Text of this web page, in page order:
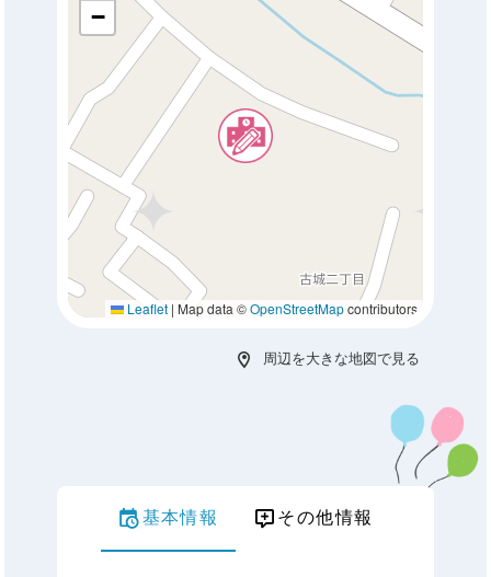
−
Leaflet | Map data ©OpenStreetMapcontributors
周辺を大きな地図で見る
基本情報 その他情報